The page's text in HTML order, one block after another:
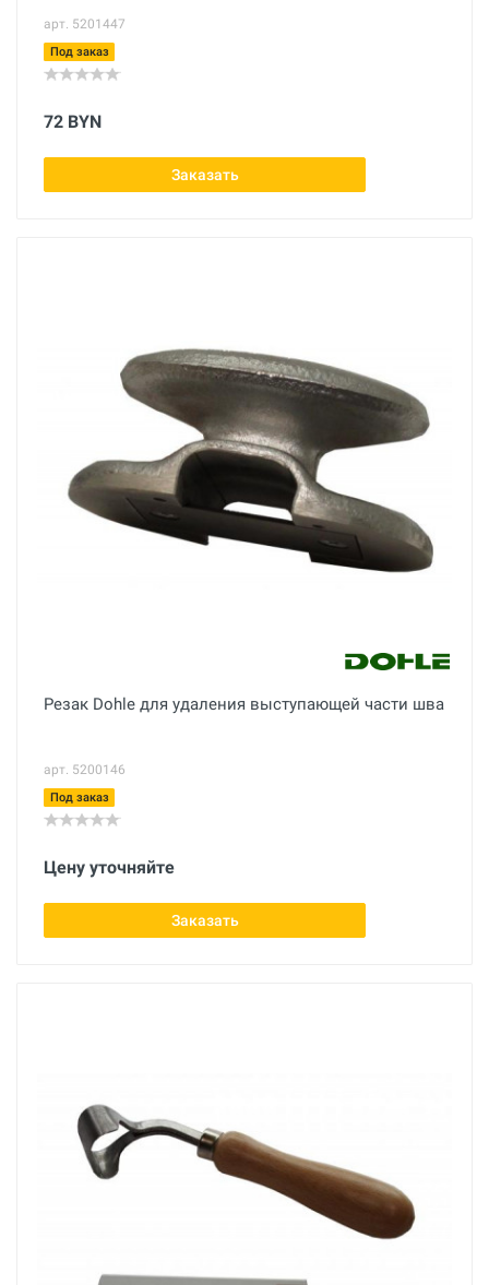
арт. 5201447
Под заказ
72 BYN
Заказать
Резак Dohle для удаления выступающей части шва
арт. 5200146
Под заказ
Цену уточняйте
Заказать